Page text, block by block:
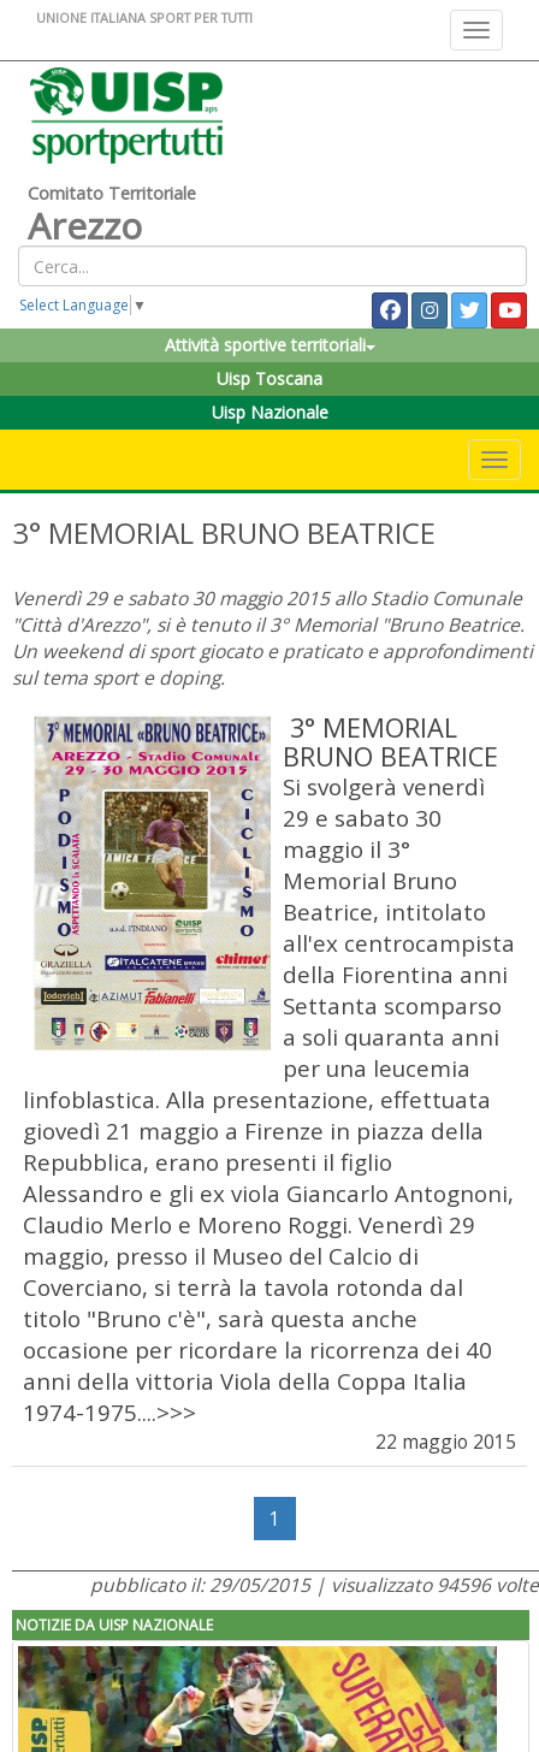
Toggle
UNIONE ITALIANA SPORT PER TUTTI
Comitato Territoriale
Arezzo
Select Language ▼
Attività sportive territoriali
Uisp Toscana
Uisp Nazionale
3° MEMORIAL BRUNO BEATRICE
Venerdì 29 e sabato 30 maggio 2015 allo Stadio Comunale
"Città d'Arezzo", si è tenuto il 3° Memorial "Bruno Beatrice.
Un weekend di sport giocato e praticato e approfondimenti
sul tema sport e doping.
3° MEMORIAL
BRUNO BEATRICE
Si svolgerà venerdì
29 e sabato 30
maggio il 3°
Memorial Bruno
Beatrice, intitolato
all'ex centrocampista
della Fiorentina anni
Settanta scomparso
a soli quaranta anni
per una leucemia
linfoblastica. Alla presentazione, effettuata
giovedì 21 maggio a Firenze in piazza della
Repubblica, erano presenti il figlio
Alessandro e gli ex viola Giancarlo Antognoni,
Claudio Merlo e Moreno Roggi. Venerdì 29
maggio, presso il Museo del Calcio di
Coverciano, si terrà la tavola rotonda dal
titolo "Bruno c'è", sarà questa anche
occasione per ricordare la ricorrenza dei 40
anni della vittoria Viola della Coppa Italia
1974-1975....>>>
22 maggio 2015
1
pubblicato il: 29/05/2015 | visualizzato 94596 volte
NOTIZIE DA UISP NAZIONALE